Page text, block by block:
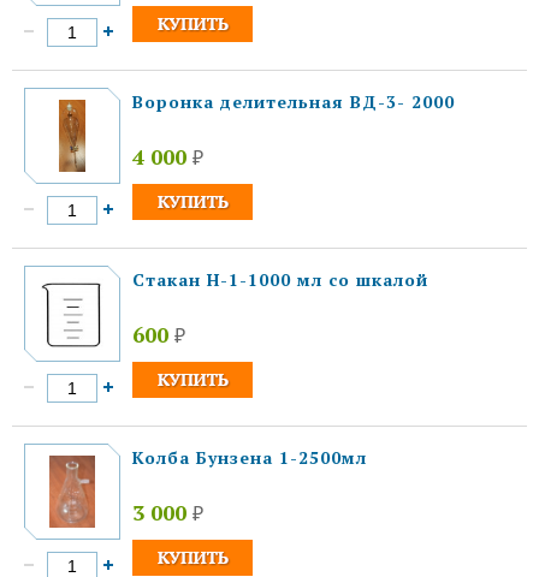
Воронка делительная ВД-3- 2000
4 000 ₽
Стакан Н-1-1000 мл со шкалой
600 ₽
Колба Бунзена 1-2500мл
3 000 ₽